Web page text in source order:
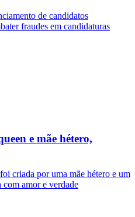
de candidatos
fraudes em candidaturas
e mãe hétero,
criada por uma mãe hétero e um
amor e verdade